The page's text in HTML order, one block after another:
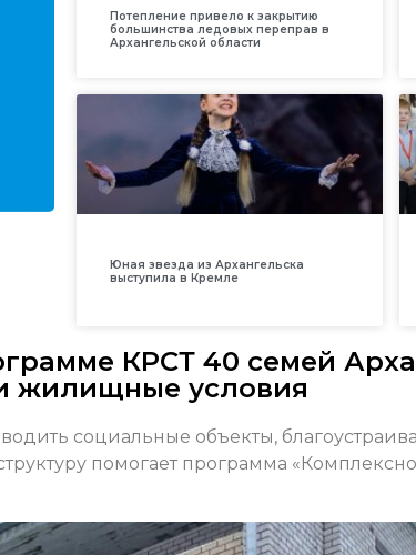
Потепление привело к закрытию
большинства ледовых переправ в
Архангельской области
Юная звезда из Архангельска
выступила в Кремле
КРСТ 40 семей
жилищные условия
социальные объекты,
помогает программа